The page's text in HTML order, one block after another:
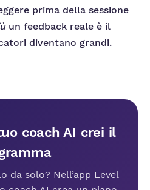
prima della sessione
un feedback reale è il
diventano grandi.
coach AI crei il
da solo? Nell’app Level